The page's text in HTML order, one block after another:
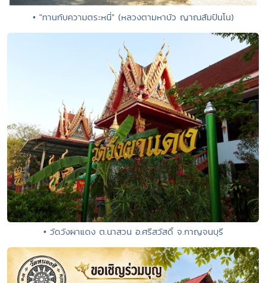
• "ทานกับความตระหนี่" (หลวงตามหาบัว ญาณสัมปันโน)
• วัดวังผาแดง ต.นาสวน อ.ศรีสวัสดิ์ จ.กาญจนบุรี